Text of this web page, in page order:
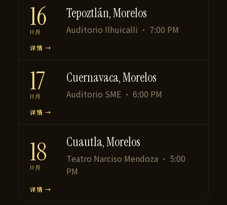
16
10月
Tepoztlán, Morelos
Auditorio Ilhuicalli · 7:00 PM
详情 →
17
10月
Cuernavaca, Morelos
Auditorio SME · 6:00 PM
详情 →
18
10月
Cuautla, Morelos
Teatro Narciso Mendoza · 5:00
PM
详情 →